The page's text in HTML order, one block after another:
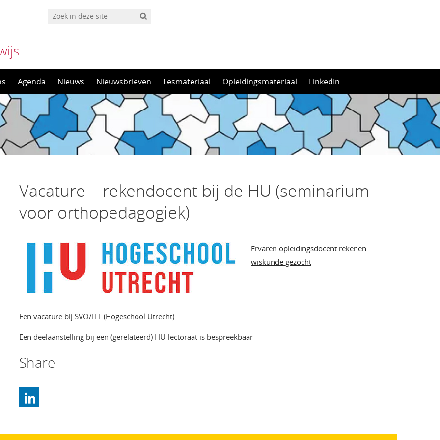
Agenda Nieuws Nieuwsbrieven Lesmateriaal Opleidingsmateriaal LinkedIn
Vacature – rekendocent bij de HU (seminarium
voor orthopedagogiek)
Ervaren opleidingsdocent rekenen
wiskunde gezocht
Een vacature bij SVO/ITT (Hogeschool Utrecht).
Een deelaanstelling bij een (gerelateerd) HU-lectoraat is bespreekbaar
Share